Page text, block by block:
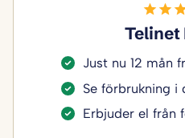
Telinet
Just nu 12 mån
Se förbrukning i
Erbjuder el från